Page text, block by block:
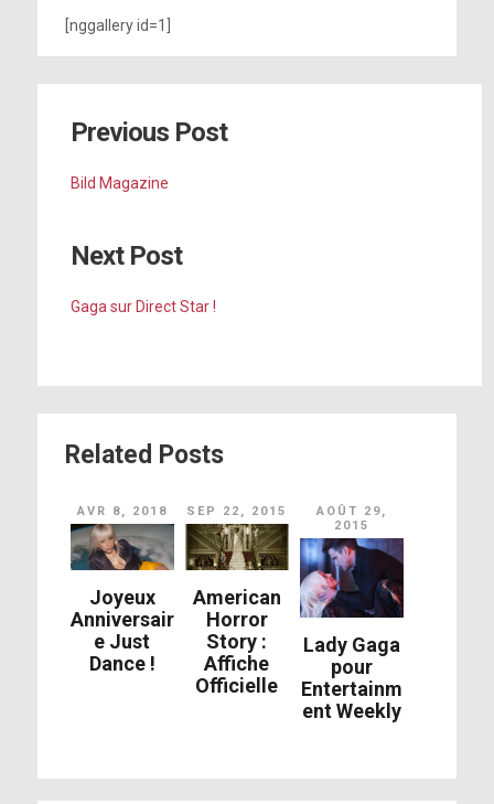
[nggallery id=1]
Previous Post
Bild Magazine
Next Post
Gaga sur Direct Star !
Related Posts
AVR 8, 2018
Joyeux
Anniversair
e Just
Dance !
SEP 22, 2015
American
Horror
Story :
Affiche
Officielle
AOÛT 29,
2015
Lady Gaga
pour
Entertainm
ent Weekly